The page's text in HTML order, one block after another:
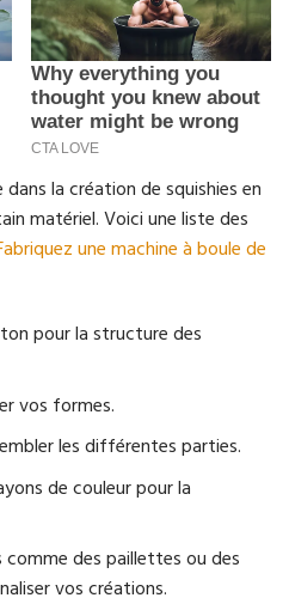
la création de squishies en
matériel. Voici une liste des
une machine à boule de
pour la structure des
vos formes.
les différentes parties.
de couleur pour la
comme des paillettes ou des
vos créations.